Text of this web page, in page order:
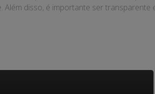
Além disso, é importante ser